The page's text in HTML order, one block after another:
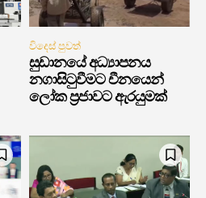
විදෙස් පුවත්
සුඩානයේ අධ්‍යාපනය
නගාසිටුවීමට චීනයෙන්
ලෝක ප්‍රජාවට ඇරයුමක්